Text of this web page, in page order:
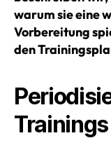
warum sie eine
Vorbereitung
den
Trainings